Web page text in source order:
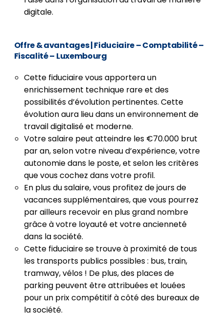
digitale.
Offre & avantages| Fiduciaire – Comptabilité –
Fiscalité – Luxembourg
Cette fiduciaire vous apportera un
enrichissement technique rare et des
possibilités d’évolution pertinentes. Cette
évolution aura lieu dans un environnement de
travail digitalisé et moderne.
Votre salaire peut atteindre les €70.000 brut
par an, selon votre niveau d’expérience, votre
autonomie dans le poste, et selon les critères
que vous cochez dans votre profil.
En plus du salaire, vous profitez de jours de
vacances supplémentaires, que vous pourrez
par ailleurs recevoir en plus grand nombre
grâce à votre loyauté et votre ancienneté
dans la société.
Cette fiduciaire se trouve à proximité de tous
les transports publics possibles : bus, train,
tramway, vélos ! De plus, des places de
parking peuvent être attribuées et louées
pour un prix compétitif à côté des bureaux de
la société.